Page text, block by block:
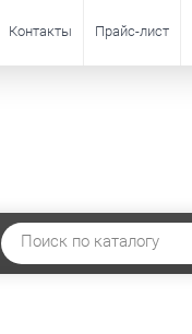
Контакты Прайс-лист